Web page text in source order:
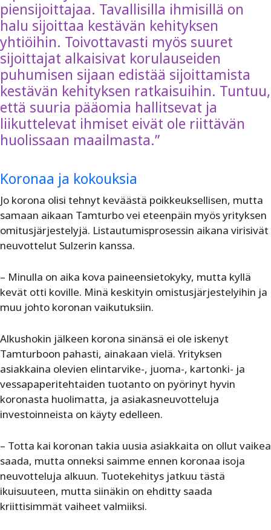
piensijoittajaa. Tavallisilla ihmisillä on
halu sijoittaa kestävän kehityksen
yhtiöihin. Toivottavasti myös suuret
sijoittajat alkaisivat korulauseiden
puhumisen sijaan edistää sijoittamista
kestävän kehityksen ratkaisuihin. Tuntuu,
että suuria pääomia hallitsevat ja
liikuttelevat ihmiset eivät ole riittävän
huolissaan maailmasta.”
Koronaa ja kokouksia
Jo korona olisi tehnyt keväästä poikkeuksellisen, mutta
samaan aikaan Tamturbo vei eteenpäin myös yrityksen
omitusjärjestelyjä. Listautumisprosessin aikana virisivät
neuvottelut Sulzerin kanssa.
– Minulla on aika kova paineensietokyky, mutta kyllä
kevät otti koville. Minä keskityin omistusjärjestelyihin ja
muu johto koronan vaikutuksiin.
Alkushokin jälkeen korona sinänsä ei ole iskenyt
Tamturboon pahasti, ainakaan vielä. Yrityksen
asiakkaina olevien elintarvike-, juoma-, kartonki- ja
vessapaperitehtaiden tuotanto on pyörinyt hyvin
koronasta huolimatta, ja asiakasneuvotteluja
investoinneista on käyty edelleen.
– Totta kai koronan takia uusia asiakkaita on ollut vaikea
saada, mutta onneksi saimme ennen koronaa isoja
neuvotteluja alkuun. Tuotekehitys jatkuu tästä
ikuisuuteen, mutta siinäkin on ehditty saada
kriittisimmät vaiheet valmiiksi.